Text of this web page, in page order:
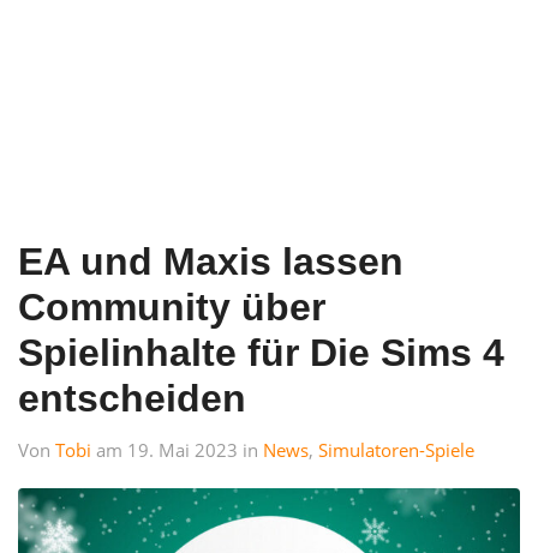
EA und Maxis lassen
Community über
Spielinhalte für Die Sims 4
entscheiden
Von Tobi am 19. Mai 2023 in News, Simulatoren-Spiele